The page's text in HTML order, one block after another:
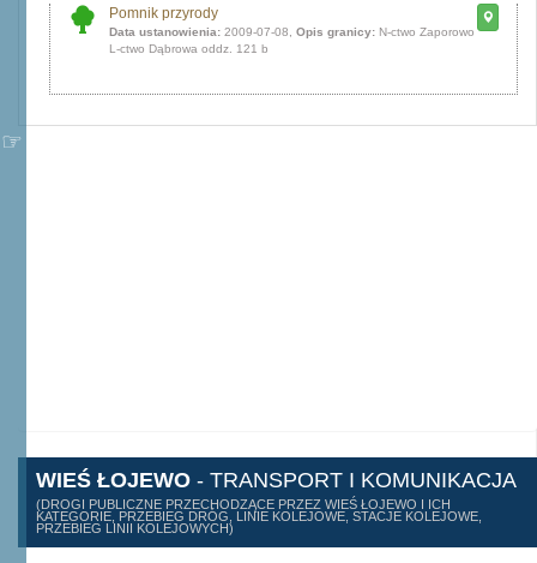
Pomnik przyrody
Data ustanowienia: 2009-07-08, Opis granicy: N-ctwo Zaporowo
L-ctwo Dąbrowa oddz. 121 b
WIEŚ ŁOJEWO - TRANSPORT I KOMUNIKACJA
(DROGI PUBLICZNE PRZECHODZĄCE PRZEZ WIEŚ ŁOJEWO I ICH
KATEGORIE, PRZEBIEG DRÓG, LINIE KOLEJOWE, STACJE KOLEJOWE,
PRZEBIEG LINII KOLEJOWYCH)